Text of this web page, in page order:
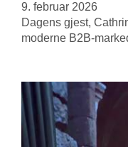
9. februar 2026
Dagens gjest,
moderne B2B-